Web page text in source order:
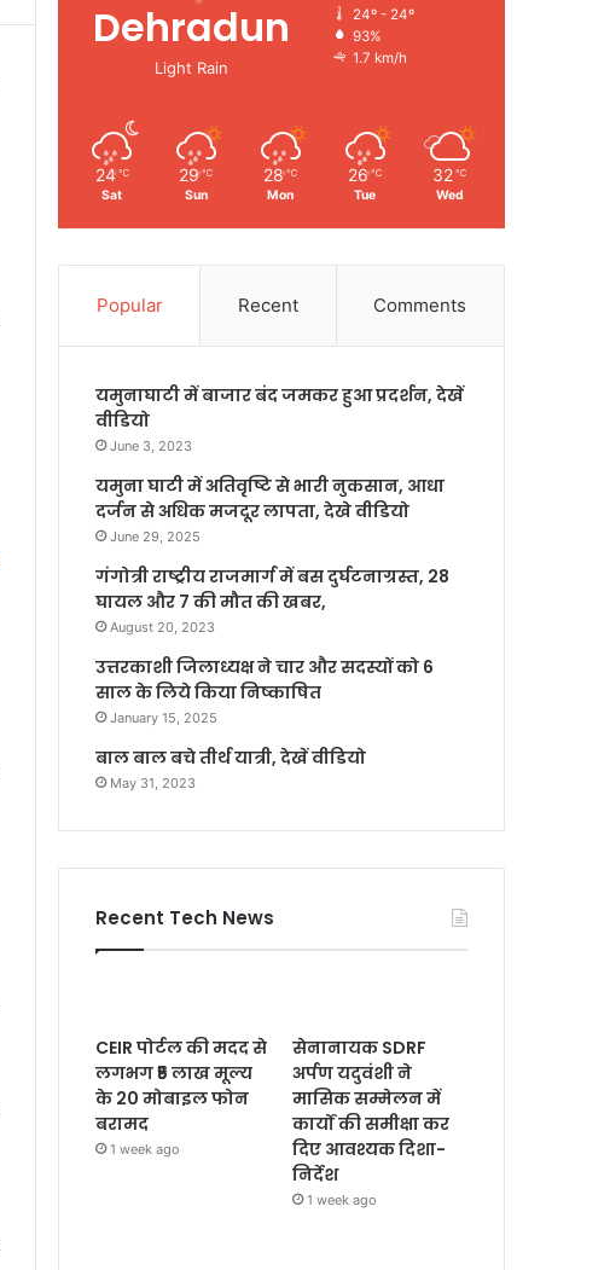
Dehradun
Light Rain
24º - 24º
93%
1.7 km/h
24 ℃
Sat
29 ℃
Sun
28 ℃
Mon
26 ℃
Tue
32 ℃
Wed
Popular Recent Comments
यमुनाघाटी में बाजार बंद जमकर हुआ प्रदर्शन, देखें
वीडियो
June 3, 2023
यमुना घाटी में अतिवृष्टि से भारी नुकसान, आधा
दर्जन से अधिक मजदूर लापता, देखे वीडियो
June 29, 2025
गंगोत्री राष्ट्रीय राजमार्ग में बस दुर्घटनाग्रस्त, 28
घायल और 7 की मौत की खबर,
August 20, 2023
उत्तरकाशी जिलाध्यक्ष ने चार और सदस्यों को 6
साल के लिये किया निष्काषित
January 15, 2025
बाल बाल बचे तीर्थ यात्री, देखें वीडियो
May 31, 2023
Recent Tech News
CEIR पोर्टल की मदद से
लगभग ₹5 लाख मूल्य
के 20 मोबाइल फोन
बरामद
1 week ago
सेनानायक SDRF
अर्पण यदुवंशी ने
मासिक सम्मेलन में
कार्यों की समीक्षा कर
दिए आवश्यक दिशा-
निर्देश
1 week ago